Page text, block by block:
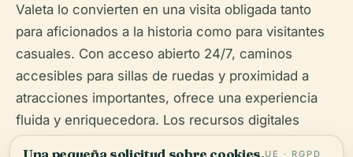
Valeta lo convierten en una visita obligada tanto
para aficionados a la historia como para visitantes
casuales. Con acceso abierto 24/7, caminos
accesibles para sillas de ruedas y proximidad a
atracciones importantes, ofrece una experiencia
fluida y enriquecedora. Los recursos digitales
como la aplicación Audiala pueden mejorar aún
Una pequeña solicitud sobre cookies.UE · RGPD